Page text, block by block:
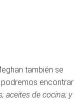
también se
encontrar
aceites de cocina; y